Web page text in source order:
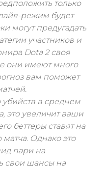
только
режим будет
могут предугадать
участников и
Dota 2 своя
они имеют много
вам поможет
убийств в среднем
это увеличит ваши
беттеры ставят на
Однако это
пари на
свои шансы на